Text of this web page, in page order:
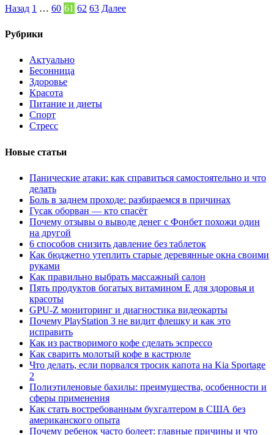
Назад 1 … 60 61 62 63 Далее
Рубрики
Актуально
Бесонница
Здоровье
Красота
Питание и диеты
Спорт
Стресс
Новые статьи
Панические атаки: как справиться самостоятельно и что
делать
Боль в заднем проходе: разбираемся в причинах
Гусак оборван — кто спасёт
Почему отзывы о выводе денег с Фонбет похожи один
на другой
6 способов снизить давление без таблеток
Как бюджетно утеплить старые деревянные окна своими
руками
Как правильно выбрать массажный салон
Пять продуктов богатых витамином Е для здоровья и
красоты
GPU-Z мониторинг и диагностика видеокарты
Почему PlayStation 3 не видит флешку и как это
исправить
Как из растворимого кофе сделать эспрессо
Как сварить молотый кофе в кастрюле
Что делать, если порвался тросик капота на Kia Sportage
2
Полиэтиленовые бахилы: преимущества, особенности и
сферы применения
Как стать востребованным бухгалтером в США без
американского опыта
Почему ребенок часто болеет: главные причины и что